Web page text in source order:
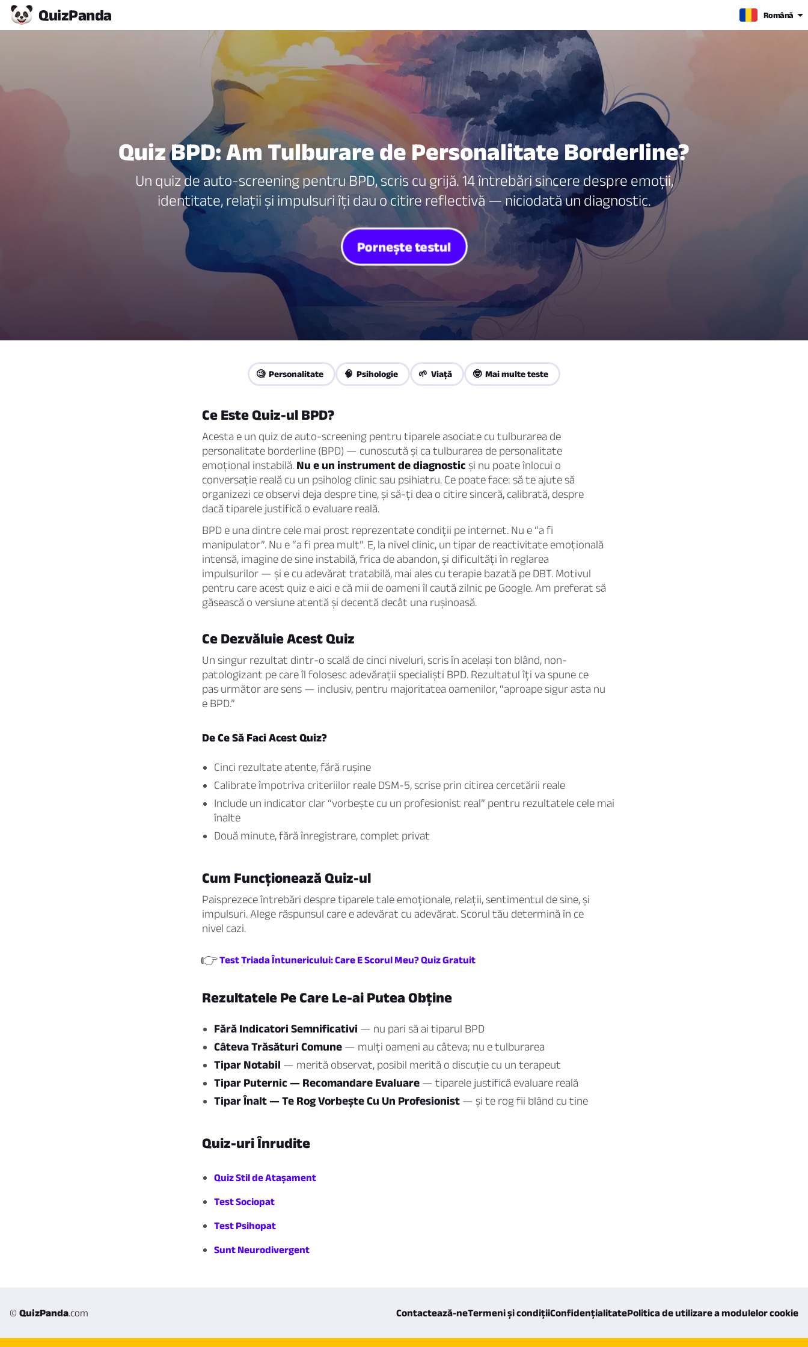
QuizPanda Română
Quiz BPD: Am Tulburare de Personalitate Borderline?
Un quiz de auto-screening pentru BPD, scris cu grijă. 14 întrebări sincere despre emoții,
identitate, relații și impulsuri îți dau o citire reflectivă — niciodată un diagnostic.
Pornește testul
🧐 Personalitate 🧠 Psihologie 🌱 Viaţă 🤓 Mai multe teste
Ce Este Quiz-ul BPD?
Acesta e un quiz de auto-screening pentru tiparele asociate cu tulburarea de
personalitate borderline (BPD) — cunoscută și ca tulburarea de personalitate
emoțional instabilă. Nu e un instrument de diagnostic și nu poate înlocui o
conversație reală cu un psiholog clinic sau psihiatru. Ce poate face: să te ajute să
organizezi ce observi deja despre tine, și să-ți dea o citire sinceră, calibrată, despre
dacă tiparele justifică o evaluare reală.
BPD e una dintre cele mai prost reprezentate condiții pe internet. Nu e “a fi
manipulator”. Nu e “a fi prea mult”. E, la nivel clinic, un tipar de reactivitate emoțională
intensă, imagine de sine instabilă, frica de abandon, și dificultăți în reglarea
impulsurilor — și e cu adevărat tratabilă, mai ales cu terapie bazată pe DBT. Motivul
pentru care acest quiz e aici e că mii de oameni îl caută zilnic pe Google. Am preferat să
găsească o versiune atentă și decentă decât una rușinoasă.
Ce Dezvăluie Acest Quiz
Un singur rezultat dintr-o scală de cinci niveluri, scris în același ton blând, non-
patologizant pe care îl folosesc adevărații specialiști BPD. Rezultatul îți va spune ce
pas următor are sens — inclusiv, pentru majoritatea oamenilor, “aproape sigur asta nu
e BPD.”
De Ce Să Faci Acest Quiz?
Cinci rezultate atente, fără rușine
Calibrate împotriva criteriilor reale DSM-5, scrise prin citirea cercetării reale
Include un indicator clar “vorbește cu un profesionist real” pentru rezultatele cele mai
înalte
Două minute, fără înregistrare, complet privat
Cum Funcționează Quiz-ul
Paisprezece întrebări despre tiparele tale emoționale, relații, sentimentul de sine, și
impulsuri. Alege răspunsul care e adevărat cu adevărat. Scorul tău determină în ce
nivel cazi.
👉Test Triada Întunericului: Care E Scorul Meu? Quiz Gratuit
Rezultatele Pe Care Le-ai Putea Obține
Fără Indicatori Semnificativi — nu pari să ai tiparul BPD
Câteva Trăsături Comune — mulți oameni au câteva; nu e tulburarea
Tipar Notabil — merită observat, posibil merită o discuție cu un terapeut
Tipar Puternic — Recomandare Evaluare — tiparele justifică evaluare reală
Tipar Înalt — Te Rog Vorbește Cu Un Profesionist — și te rog fii blând cu tine
Quiz-uri Înrudite
Quiz Stil de Atașament
Test Sociopat
Test Psihopat
Sunt Neurodivergent
© QuizPanda.com Contactează-neTermeni și condițiiConfidențialitatePolitica de utilizare a modulelor cookie